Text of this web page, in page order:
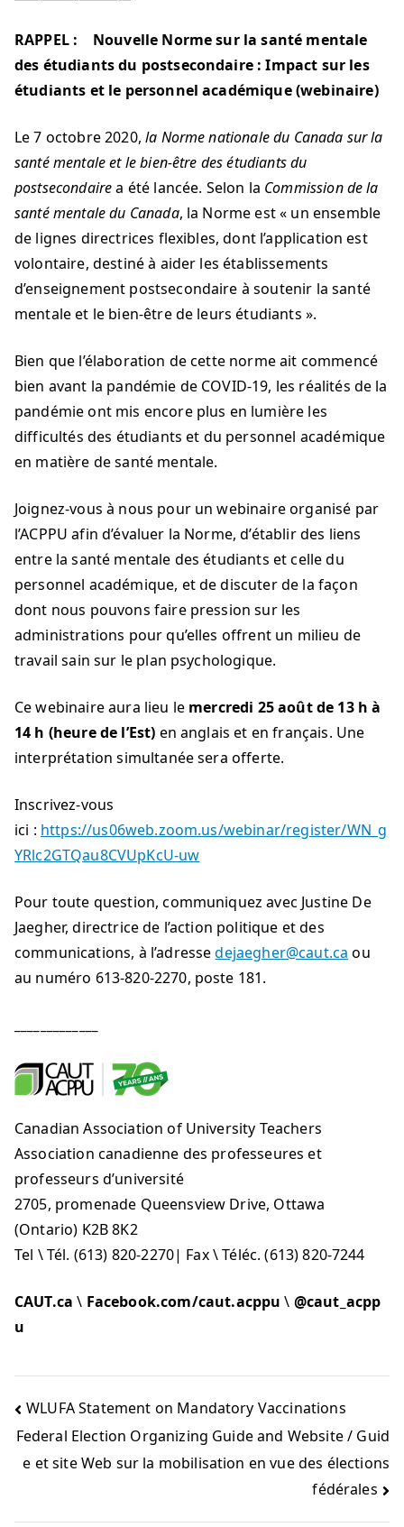
RAPPEL :
Nouvelle Norme sur la santé mentale
des étudiants du postsecondaire : Impact sur les
étudiants et le personnel académique (webinaire)
Le 7 octobre 2020,la Norme nationale du Canada sur la
santé mentale et le bien-être des étudiants du
postsecondairea été lancée. Selon la Commission de la
santé mentale du Canada, la Norme est « un ensemble
de lignes directrices flexibles, dont l’application est
volontaire, destiné à aider les établissements
d’enseignement postsecondaire à soutenir la santé
mentale et le bien-être de leurs étudiants ».
Bien que l’élaboration de cette norme ait commencé
bien avant la pandémie de COVID-19, les réalités de la
pandémie ont mis encore plus en lumière les
difficultés des étudiants et du personnel académique
en matière de santé mentale.
Joignez-vous à nous pour un webinaire organisé par
l’ACPPU afin d’évaluer la Norme, d’établir des liens
entre la santé mentale des étudiants et celle du
personnel académique, et de discuter de la façon
dont nous pouvons faire pression sur les
administrations pour qu’elles offrent un milieu de
travail sain sur le plan psychologique.
Ce webinaire aura lieu le mercredi 25 août de 13 h à
14 h (heure de l’Est) en anglais et en français. Une
interprétation simultanée sera offerte.
Inscrivez-vous
ici : https://us06web.zoom.us/webinar/register/WN_g
YRlc2GTQau8CVUpKcU-uw
Pour toute question, communiquez avec Justine De
Jaegher, directrice de l’action politique et des
communications, à l’adressedejaegher@caut.ca ou
au numéro 613-820-2270, poste 181.
Canadian Association of University Teachers
Association canadienne des professeures et
professeurs d’université
2705, promenade Queensview Drive, Ottawa
(Ontario) K2B 8K2
Tel \ Tél. (613) 820-2270| Fax \ Téléc. (613) 820-7244
CAUT.ca \ Facebook.com/caut.acppu\ @caut_acpp
u
WLUFA Statement on Mandatory Vaccinations
Federal Election Organizing Guide and Website / Guid
e et site Web sur la mobilisation en vue des élections
fédérales